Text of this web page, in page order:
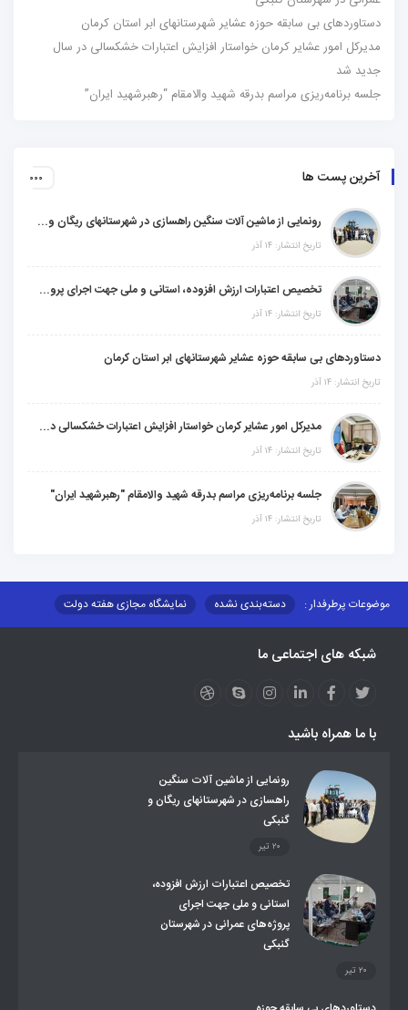
دستاوردهای بی سابقه حوزه عشایر شهرستانهای ابر استان کرمان
مدیرکل امور عشایر کرمان خواستار افزایش اعتبارات خشکسالی در سال
جدید شد
جلسه برنامه‌ریزی مراسم بدرقه شهید والامقام “رهبرشهید ایران”
آخرین پست ها
رونمایی از ماشین آلات سنگین راهسازی در شهرستانهای ریگان و گنبکی
تاریخ انتشار: ۱۴ آذر
تخصیص اعتبارات ارزش افزوده، استانی و ملی جهت اجرای پروژه‌های عمرانی در شهرستان گنبکی
تاریخ انتشار: ۱۴ آذر
دستاوردهای بی سابقه حوزه عشایر شهرستانهای ابر استان کرمان
تاریخ انتشار: ۱۴ آذر
مدیرکل امور عشایر کرمان خواستار افزایش اعتبارات خشکسالی در سال جدید شد
تاریخ انتشار: ۱۴ آذر
جلسه برنامه‌ریزی مراسم بدرقه شهید والامقام "رهبرشهید ایران"
تاریخ انتشار: ۱۴ آذر
موضوعات پرطرفدار : دسته‌بندی نشده
نمایشگاه مجازی هفته دولت
مزایدات و مناقصات
محتوای کانون توسعه
عملکردها
عشایر استان
طرح و برنامه
روند ساماندهی عشایر داوطلب اسکان
تشکیلات اداری
شبکه های اجتماعی ما
با ما همراه باشید
رونمایی از ماشین آلات سنگین
راهسازی در شهرستانهای ریگان و
گنبکی
تخصیص اعتبارات ارزش افزوده،
استانی و ملی جهت اجرای
پروژه‌های عمرانی در شهرستان
گنبکی